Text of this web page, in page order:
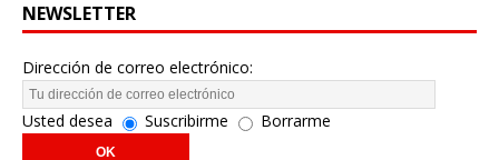
NEWSLETTER
Dirección de correo electrónico:
Usted desea Suscribirme Borrarme